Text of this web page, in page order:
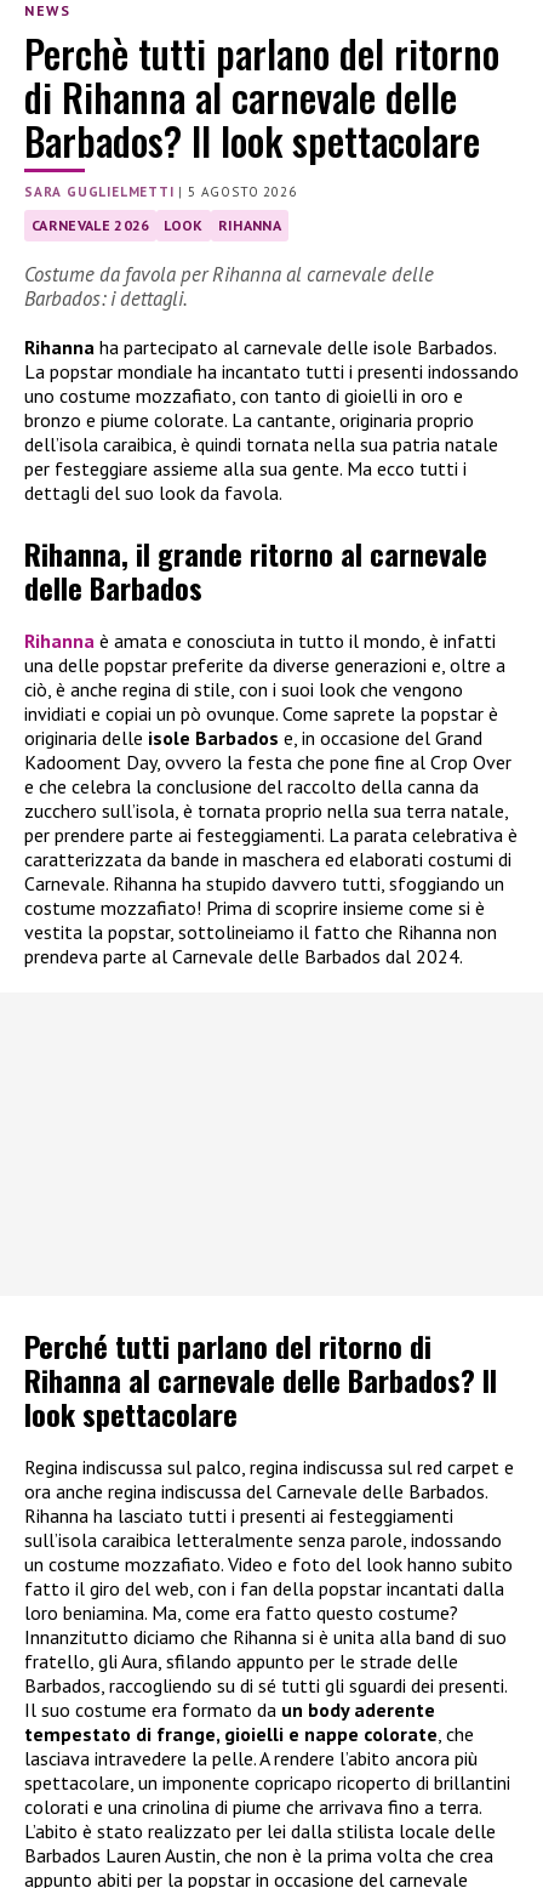
NEWS
Perchè tutti parlano del ritorno
di Rihanna al carnevale delle
Barbados? Il look spettacolare
SARA GUGLIELMETTI |5 AGOSTO 2026
CARNEVALE 2026 LOOK RIHANNA
Costume da favola per Rihanna al carnevale delle
Barbados: i dettagli.
Rihanna ha partecipato al carnevale delle isole Barbados.
La popstar mondiale ha incantato tutti i presenti indossando
uno costume mozzafiato, con tanto di gioielli in oro e
bronzo e piume colorate. La cantante, originaria proprio
dell’isola caraibica, è quindi tornata nella sua patria natale
per festeggiare assieme alla sua gente. Ma ecco tutti i
dettagli del suo look da favola.
Rihanna, il grande ritorno al carnevale
delle Barbados
Rihanna è amata e conosciuta in tutto il mondo, è infatti
una delle popstar preferite da diverse generazioni e, oltre a
ciò, è anche regina di stile, con i suoi look che vengono
invidiati e copiai un pò ovunque. Come saprete la popstar è
originaria delle isole Barbados e, in occasione del Grand
Kadooment Day, ovvero la festa che pone fine al Crop Over
e che celebra la conclusione del raccolto della canna da
zucchero sull’isola, è tornata proprio nella sua terra natale,
per prendere parte ai festeggiamenti. La parata celebrativa è
caratterizzata da bande in maschera ed elaborati costumi di
Carnevale. Rihanna ha stupido davvero tutti, sfoggiando un
costume mozzafiato! Prima di scoprire insieme come si è
vestita la popstar, sottolineiamo il fatto che Rihanna non
prendeva parte al Carnevale delle Barbados dal 2024.
Perché tutti parlano del ritorno di
Rihanna al carnevale delle Barbados? Il
look spettacolare
Regina indiscussa sul palco, regina indiscussa sul red carpet e
ora anche regina indiscussa del Carnevale delle Barbados.
Rihanna ha lasciato tutti i presenti ai festeggiamenti
sull’isola caraibica letteralmente senza parole, indossando
un costume mozzafiato. Video e foto del look hanno subito
fatto il giro del web, con i fan della popstar incantati dalla
loro beniamina. Ma, come era fatto questo costume?
Innanzitutto diciamo che Rihanna si è unita alla band di suo
fratello, gli Aura, sfilando appunto per le strade delle
Barbados, raccogliendo su di sé tutti gli sguardi dei presenti.
Il suo costume era formato da un body aderente
tempestato di frange, gioielli e nappe colorate , che
lasciava intravedere la pelle. A rendere l’abito ancora più
spettacolare, un imponente copricapo ricoperto di brillantini
colorati e una crinolina di piume che arrivava fino a terra.
L’abito è stato realizzato per lei dalla stilista locale delle
Barbados Lauren Austin, che non è la prima volta che crea
appunto abiti per la popstar in occasione del carnevale